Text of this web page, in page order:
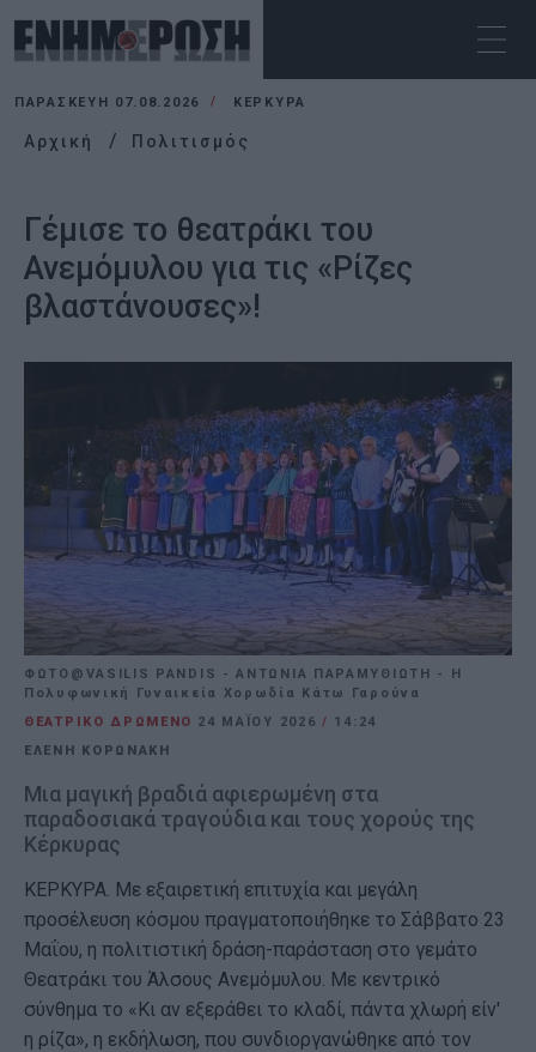
ΠΑΡΑΣΚΕΥΉ 07.08.2026 ΚΕΡΚΥΡΑ
Αρχική Πολιτισμός
Γέμισε το θεατράκι του
Ανεμόμυλου για τις «Ρίζες
βλαστάνουσες»!
ΦΩΤΟ@VASILIS PANDIS - ΑΝΤΩΝΙΑ ΠΑΡΑΜΥΘΙΩΤΗ - Η
Πολυφωνική Γυναικεία Χορωδία Κάτω Γαρούνα
ΘΕΑΤΡΙΚΟ ΔΡΩΜΕΝΟ 24 ΜΑΪ́ΟΥ 2026/ 14:24
ΕΛΕΝΗ ΚΟΡΩΝΑΚΗ
Μια μαγική βραδιά αφιερωμένη στα
παραδοσιακά τραγούδια και τους χορούς της
Κέρκυρας
ΚΕΡΚΥΡΑ. Με εξαιρετική επιτυχία και μεγάλη
προσέλευση κόσμου πραγματοποιήθηκε το Σάββατο 23
Μαΐου, η πολιτιστική δράση-παράσταση στο γεμάτο
Θεατράκι του Άλσους Ανεμόμυλου. Με κεντρικό
σύνθημα το «Κι αν εξεράθει το κλαδί, πάντα χλωρή είν'
η ρίζα», η εκδήλωση, που συνδιοργανώθηκε από τον